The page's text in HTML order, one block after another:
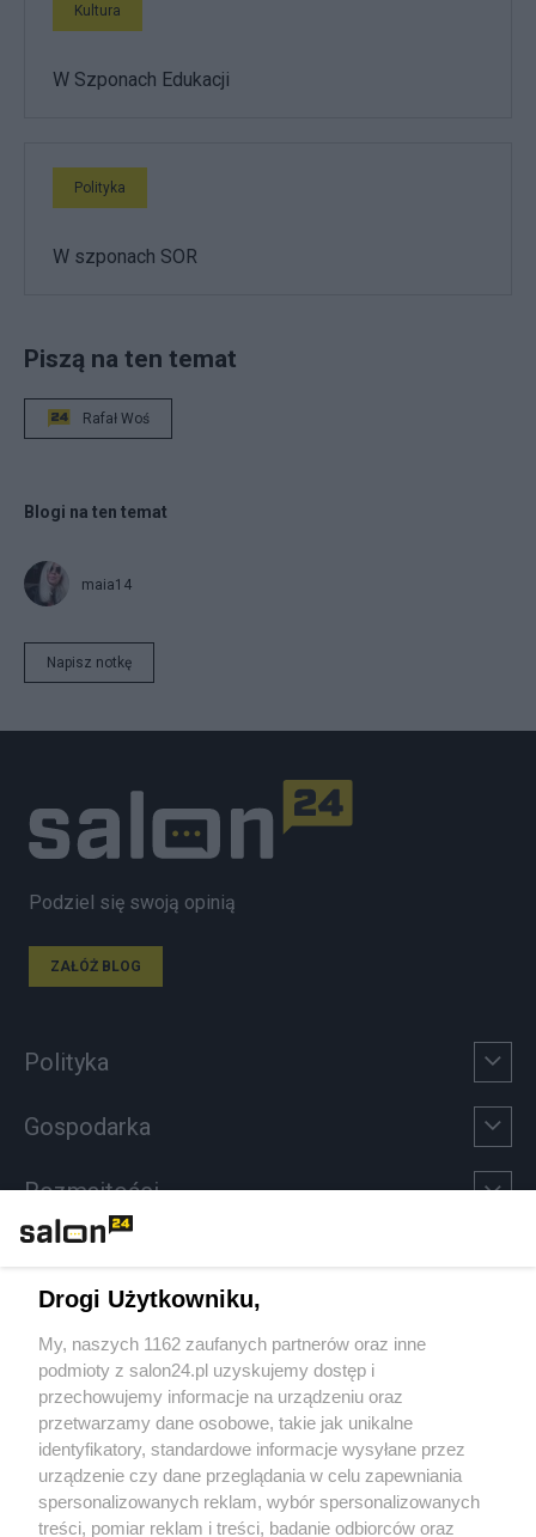
Kultura
W Szponach Edukacji
Polityka
W szponach SOR
Piszą na ten temat
Rafał Woś
Blogi na ten temat
maia14
Napisz notkę
Podziel się swoją opinią
ZAŁÓŻ BLOG
Polityka
Gospodarka
Rozmaitości
Sport
Społeczeństwo
Kultura
Drogi Użytkowniku,
My, naszych 1162 zaufanych partnerów oraz inne
podmioty z salon24.pl uzyskujemy dostęp i
przechowujemy informacje na urządzeniu oraz
przetwarzamy dane osobowe, takie jak unikalne
identyfikatory, standardowe informacje wysyłane przez
urządzenie czy dane przeglądania w celu zapewniania
spersonalizowanych reklam, wybór spersonalizowanych
treści, pomiar reklam i treści, badanie odbiorców oraz